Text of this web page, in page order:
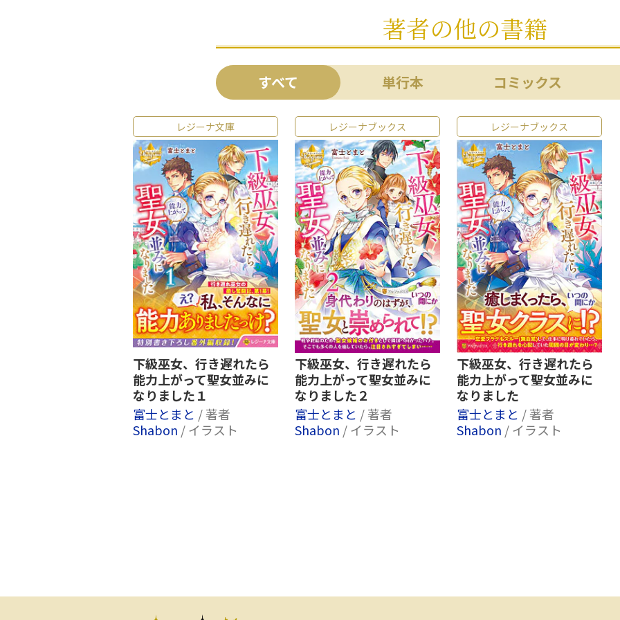
著者の他の書籍
すべて 単行本 コミックス
レジーナ文庫
下級巫女、行き遅れたら
能力上がって聖女並みに
なりました１
富士とまと / 著者
Shabon / イラスト
レジーナブックス
下級巫女、行き遅れたら
能力上がって聖女並みに
なりました２
富士とまと / 著者
Shabon / イラスト
レジーナブックス
下級巫女、行き遅れたら
能力上がって聖女並みに
なりました
富士とまと / 著者
Shabon / イラスト